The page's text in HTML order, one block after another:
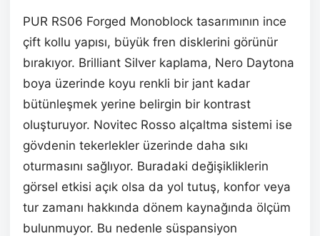
PUR RS06 Forged Monoblock tasarımının ince
çift kollu yapısı, büyük fren disklerini görünür
bırakıyor. Brilliant Silver kaplama, Nero Daytona
boya üzerinde koyu renkli bir jant kadar
bütünleşmek yerine belirgin bir kontrast
oluşturuyor. Novitec Rosso alçaltma sistemi ise
gövdenin tekerlekler üzerinde daha sıkı
oturmasını sağlıyor. Buradaki değişikliklerin
görsel etkisi açık olsa da yol tutuş, konfor veya
tur zamanı hakkında dönem kaynağında ölçüm
bulunmuyor. Bu nedenle süspansiyon